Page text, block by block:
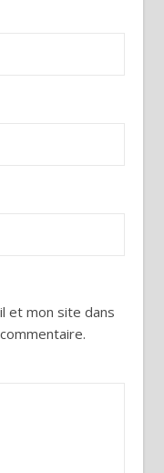
et mon site dans